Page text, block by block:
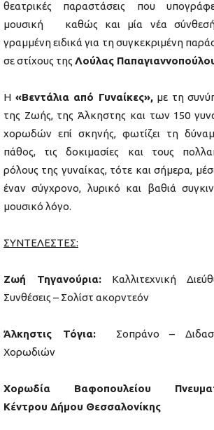
θεατρικές παραστάσεις που
μουσική καθώς και μία νέα
γραμμένη ειδικά για τη συγκεκριμένη
σε στίχους της Λούλας
Η «Βεντάλια από Γυναίκες»,με τη
της Ζωής, της Άλκηστης και των 150
χορωδών επί σκηνής, φωτίζει τη
πάθος, τις δοκιμασίες και τους
ρόλους της γυναίκας, τότε και σήμερα,
έναν σύγχρονο, λυρικό και βαθιά
μουσικό λόγο.
ΣΥΝΤΕΛΕΣΤΕΣ:
Ζωή Τηγανούρια: Καλλιτεχνική
Συνθέσεις – Σολίστ ακορντεόν
Άλκηστις Τόγια:Σοπράνο –
Χορωδιών
Χορωδία Βαφοπουλείου
Κέντρου Δήμου Θεσσαλονίκης